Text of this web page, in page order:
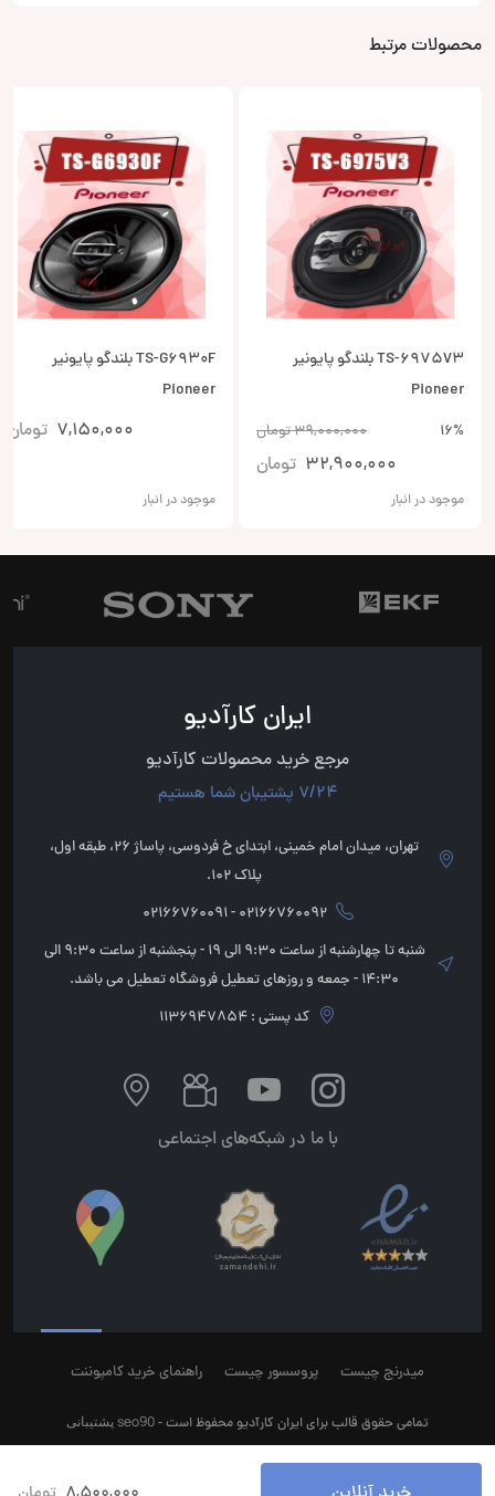
محصولات مرتبط
TS-6975V3 بلندگو پایونیر
Pioneer
16%
39,000,000تومان
32,900,000 تومان
موجود در انبار
TS-G6930F بلندگو پایونیر
Pioneer
7,150,000 تومان
موجود در انبار
ایران کارآدیو
مرجع خرید محصولات کارآدیو
7/24 پشتیبان شما هستیم
تهران، میدان امام خمینی، ابتدای خ فردوسی، پاساژ 26، طبقه اول،
پلاک 102.
02166760092 - 02166760091
شنبه تا چهارشنبه از ساعت 9:30 الی 19 - پنجشنبه از ساعت 9:30 الی
14:30 - جمعه و روزهای تعطیل فروشگاه تعطیل می باشد.
کد پستی : 1136947854
با ما در شبکه‌های اجتماعی
میدرنج چیست پروسسور چیست راهنمای خرید کامپوننت
تمامی حقوق قالب برای ایران کارآدیو محفوظ است -seo90پشتیبانی